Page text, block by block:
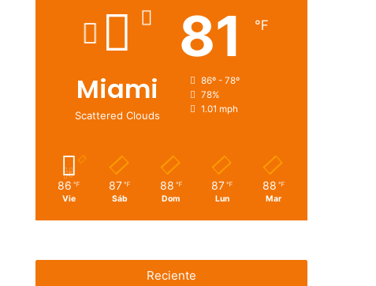
Miami
Scattered Clouds
81 ℉
86º - 78º
78%
1.01 mph
86 ℉
Vie
87 ℉
Sáb
88 ℉
Dom
87 ℉
Lun
88 ℉
Mar
Reciente